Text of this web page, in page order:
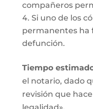
compañeros
Si uno de los
permanentes ha
defunción.
Tiempo
el notario, dado
revisión que